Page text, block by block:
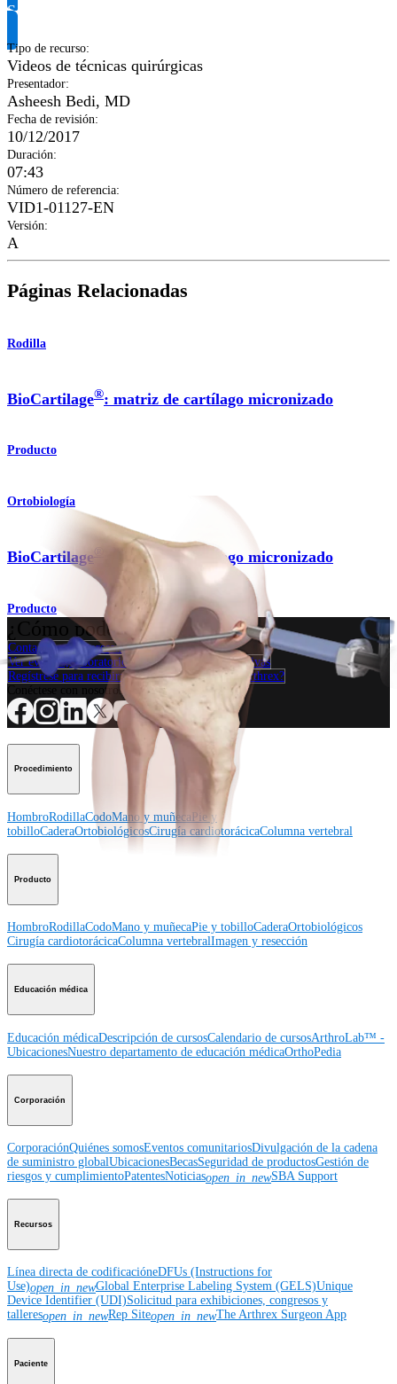
Solicitar información del producto
Tipo de recurso:
Videos de técnicas quirúrgicas
Presentador:
Asheesh Bedi, MD
Fecha de revisión:
10/12/2017
Duración:
07:43
Número de referencia:
VID1-01127-EN
Versión:
A
Páginas Relacionadas
Rodilla
BioCartilage®: matriz de cartílago micronizado
Producto
Ortobiología
BioCartilage® : matriz de cartílago micronizado
Producto
¿Cómo podemos ayudarlo?
Contacte a un representante
Ver eventos, laboratorios y oportunidades educativas
Regístrese para recibir: ¿Qué hay de nuevo en Arthrex?
Conéctese con nosotros
Procedimiento
HombroRodillaCodoMano y muñeca Pie y
tobilloCaderaOrtobiológicosCirugía cardiotorácicaColumna vertebral
Producto
HombroRodillaCodoMano y muñecaPie y tobilloCaderaOrtobiológicos
Cirugía cardiotorácicaColumna vertebralImagen y resección
Educación médica
Educación médicaDescripción de cursosCalendario de cursosArthroLab™ -
UbicacionesNuestro departamento de educación médicaOrthoPedia
Corporación
CorporaciónQuiénes somosEventos comunitariosDivulgación de la cadena
de suministro globalUbicacionesBecasSeguridad de productosGestión de
riesgos y cumplimientoPatentesNoticiasopen_in_newSBA Support
Recursos
Línea directa de codificacióneDFUs (Instructions for
Use)open_in_newGlobal Enterprise Labeling System (GELS)Unique
Device Identifier (UDI)Solicitud para exhibiciones, congresos y
talleresopen_in_newRep Siteopen_in_newThe Arthrex Surgeon App
Paciente